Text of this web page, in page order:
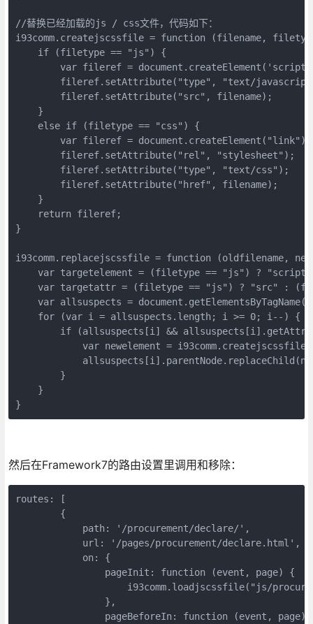
//替换已经加载的js / css文件，代码如下：
i93comm.createjscssfile = function (filename,
    if (filetype == "js") {
var fileref =
fileref.setAttribute("type", "text/
        fileref.setAttribute("src", filename);
    }
    else if (filetype == "css") {
        var fileref = document.createElement("link");
        fileref.setAttribute("rel", "stylesheet");
        fileref.setAttribute("type", "text/css");
        fileref.setAttribute("href", filename);
    }
    return fileref;
}
i93comm.replacejscssfile = function (oldfilename,
var targetelement = (filetype == "js") ?
var targetattr = (filetype == "js") ? "src" :
var allsuspects =
    for (var i = allsuspects.length; i >= 0; i--) {
if (allsuspects[i] &&
var newelement =
        }
    }
}
然后在Framework7的路由设置里调用和移除：
routes: [
        {
            path: '/procurement/declare/',
            url: '/pages/procurement/declare.html',
            on: {
                pageInit: function (event, page) {
i93comm.loadjscssfile("js/
                },
pageBeforeIn: function (event, page)